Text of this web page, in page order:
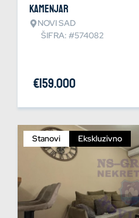
Kamenjar
NOVI SAD
ŠIFRA: #574082
€159.000
Stanovi Ekskluzivno